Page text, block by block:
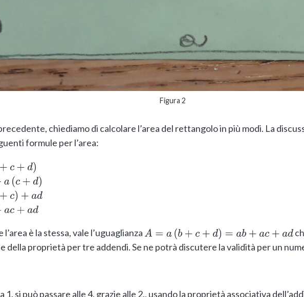
Figura 2
chiediamo di calcolare l’area del rettangolo in più modi. La
formule per l’area:
d)
d)
ad
ad
è la stessa, vale l’uguaglianza A= a(b+ c+ d)=a b+ ac +ad
della proprietà per tre addendi. Se ne potrà discutere la validità per un
1. si può passare alle 4. grazie alle 2., usando la proprietà associativa